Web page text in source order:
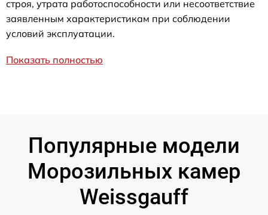
строя, утрата работоспособности или несоответствие
заявленным характеристикам при соблюдении
условий эксплуатации.
Показать полностью
Популярные модели
Морозильных камер
Weissgauff